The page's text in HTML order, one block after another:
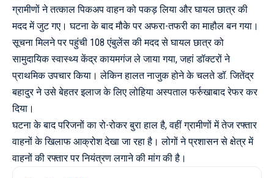
ग्रामीणों ने तत्काल पिकअप वाहन को पकड़ लिया और घायल छात्र की
मदद में जुट गए। घटना के बाद मौके पर अफरा-तफरी का माहौल बन गया।
सूचना मिलने पर पहुंची 108 एंबुलेंस की मदद से घायल छात्र को
सामुदायिक स्वास्थ्य केंद्र कायमगंज ले जाया गया, जहां डॉक्टरों ने
प्राथमिक उपचार किया। लेकिन हालत नाजुक होने के चलते डॉ. जितेंद्र
बहादुर ने उसे बेहतर इलाज के लिए लोहिया अस्पताल फर्रुखाबाद रेफर कर
दिया।
घटना के बाद परिजनों का रो-रोकर बुरा हाल है, वहीं ग्रामीणों में तेज रफ्तार
वाहनों के खिलाफ आक्रोश देखा जा रहा है। लोगों ने प्रशासन से क्षेत्र में
वाहनों की रफ्तार पर नियंत्रण लगाने की मांग की है।